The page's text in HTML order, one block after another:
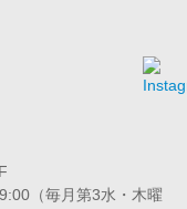
（毎月第3水・木曜